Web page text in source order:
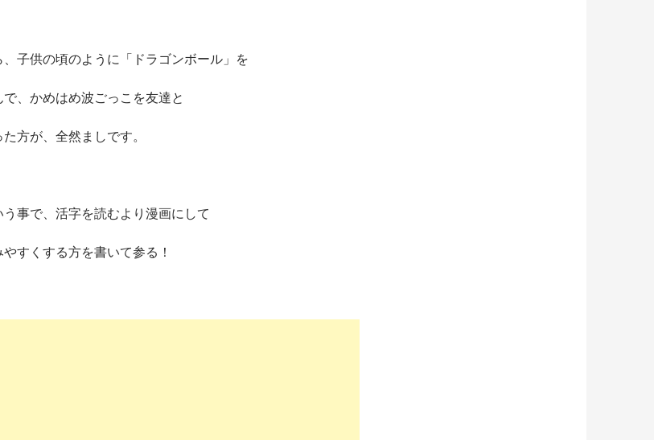
、子供の頃のように「ドラゴンボール」を
で、かめはめ波ごっこを友達と
方が、全然ましです。
う事で、活字を読むより漫画にして
やすくする方を書いて参る！